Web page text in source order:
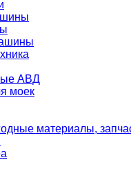
АВД
моек
материалы,